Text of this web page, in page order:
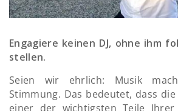
Engagiere keinen DJ, ohne ihm
stellen.
Seien wir ehrlich: Musik
Stimmung. Das bedeutet, dass
einer der wichtigsten Teile